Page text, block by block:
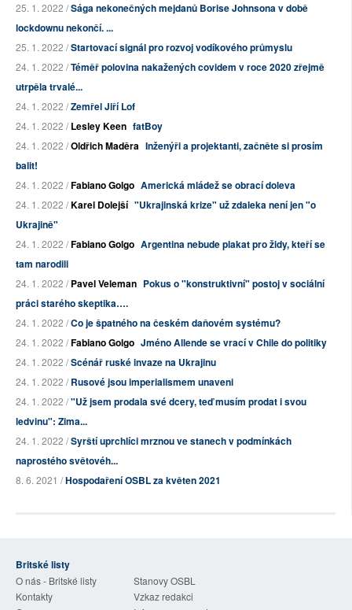
25. 1. 2022 /Sága nekonečných mejdanů Borise Johnsona v době
lockdownu nekončí. ...
25. 1. 2022 /Startovací signál pro rozvoj vodíkového průmyslu
24. 1. 2022 /Téměř polovina nakažených covidem v roce 2020 zřejmě
utrpěla trvalé...
24. 1. 2022 /Zemřel Jiří Lof
24. 1. 2022 /Lesley Keen fatBoy
24. 1. 2022 /Oldřich Maděra Inženýři a projektanti, začněte si prosím
balit!
24. 1. 2022 /Fabiano Golgo Americká mládež se obrací doleva
24. 1. 2022 /Karel Dolejší "Ukrajinská krize" už zdaleka není jen "o
Ukrajině"
24. 1. 2022 /Fabiano Golgo Argentina nebude plakat pro židy, kteří se
tam narodili
24. 1. 2022 /Pavel Veleman Pokus o "konstruktivní" postoj v sociální
práci starého skeptika….
24. 1. 2022 /Co je špatného na českém daňovém systému?
24. 1. 2022 /Fabiano Golgo Jméno Allende se vrací v Chile do politiky
24. 1. 2022 /Scénář ruské invaze na Ukrajinu
24. 1. 2022 /Rusové jsou imperialismem unaveni
24. 1. 2022 /"Už jsem prodala své dcery, teď musím prodat i svou
ledvinu": Zima...
24. 1. 2022 /Syrští uprchlíci mrznou ve stanech v podmínkách
naprostého světovéh...
8. 6. 2021 /Hospodaření OSBL za květen 2021
Britské listy
O nás - Britské listy
Stanovy OSBL
Kontakty
Vzkaz redakci